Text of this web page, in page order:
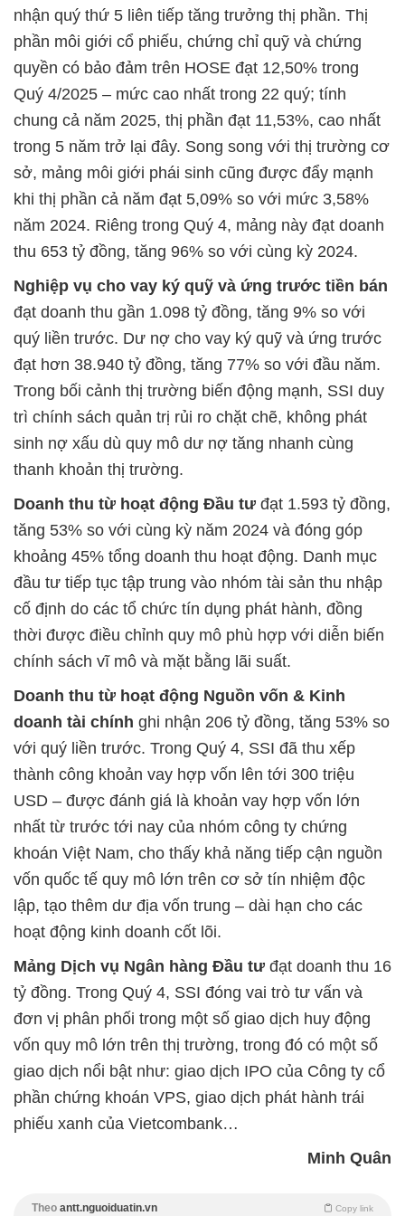
nhận quý thứ 5 liên tiếp tăng trưởng thị phần. Thị
phần môi giới cổ phiếu, chứng chỉ quỹ và chứng
quyền có bảo đảm trên HOSE đạt 12,50% trong
Quý 4/2025 – mức cao nhất trong 22 quý; tính
chung cả năm 2025, thị phần đạt 11,53%, cao nhất
trong 5 năm trở lại đây. Song song với thị trường cơ
sở, mảng môi giới phái sinh cũng được đẩy mạnh
khi thị phần cả năm đạt 5,09% so với mức 3,58%
năm 2024. Riêng trong Quý 4, mảng này đạt doanh
thu 653 tỷ đồng, tăng 96% so với cùng kỳ 2024.
Nghiệp vụ cho vay ký quỹ và ứng trước tiền bán
đạt doanh thu gần 1.098 tỷ đồng, tăng 9% so với
quý liền trước. Dư nợ cho vay ký quỹ và ứng trước
đạt hơn 38.940 tỷ đồng, tăng 77% so với đầu năm.
Trong bối cảnh thị trường biến động mạnh, SSI duy
trì chính sách quản trị rủi ro chặt chẽ, không phát
sinh nợ xấu dù quy mô dư nợ tăng nhanh cùng
thanh khoản thị trường.
Doanh thu từ hoạt động Đầu tư đạt 1.593 tỷ đồng,
tăng 53% so với cùng kỳ năm 2024 và đóng góp
khoảng 45% tổng doanh thu hoạt động. Danh mục
đầu tư tiếp tục tập trung vào nhóm tài sản thu nhập
cố định do các tổ chức tín dụng phát hành, đồng
thời được điều chỉnh quy mô phù hợp với diễn biến
chính sách vĩ mô và mặt bằng lãi suất.
Doanh thu từ hoạt động Nguồn vốn & Kinh
doanh tài chính ghi nhận 206 tỷ đồng, tăng 53% so
với quý liền trước. Trong Quý 4, SSI đã thu xếp
thành công khoản vay hợp vốn lên tới 300 triệu
USD – được đánh giá là khoản vay hợp vốn lớn
nhất từ trước tới nay của nhóm công ty chứng
khoán Việt Nam, cho thấy khả năng tiếp cận nguồn
vốn quốc tế quy mô lớn trên cơ sở tín nhiệm độc
lập, tạo thêm dư địa vốn trung – dài hạn cho các
hoạt động kinh doanh cốt lõi.
Mảng Dịch vụ Ngân hàng Đầu tư đạt doanh thu 16
tỷ đồng. Trong Quý 4, SSI đóng vai trò tư vấn và
đơn vị phân phối trong một số giao dịch huy động
vốn quy mô lớn trên thị trường, trong đó có một số
giao dịch nổi bật như: giao dịch IPO của Công ty cổ
phần chứng khoán VPS, giao dịch phát hành trái
phiếu xanh của Vietcombank…
Minh Quân
Theo antt.nguoiduatin.vn Copy link